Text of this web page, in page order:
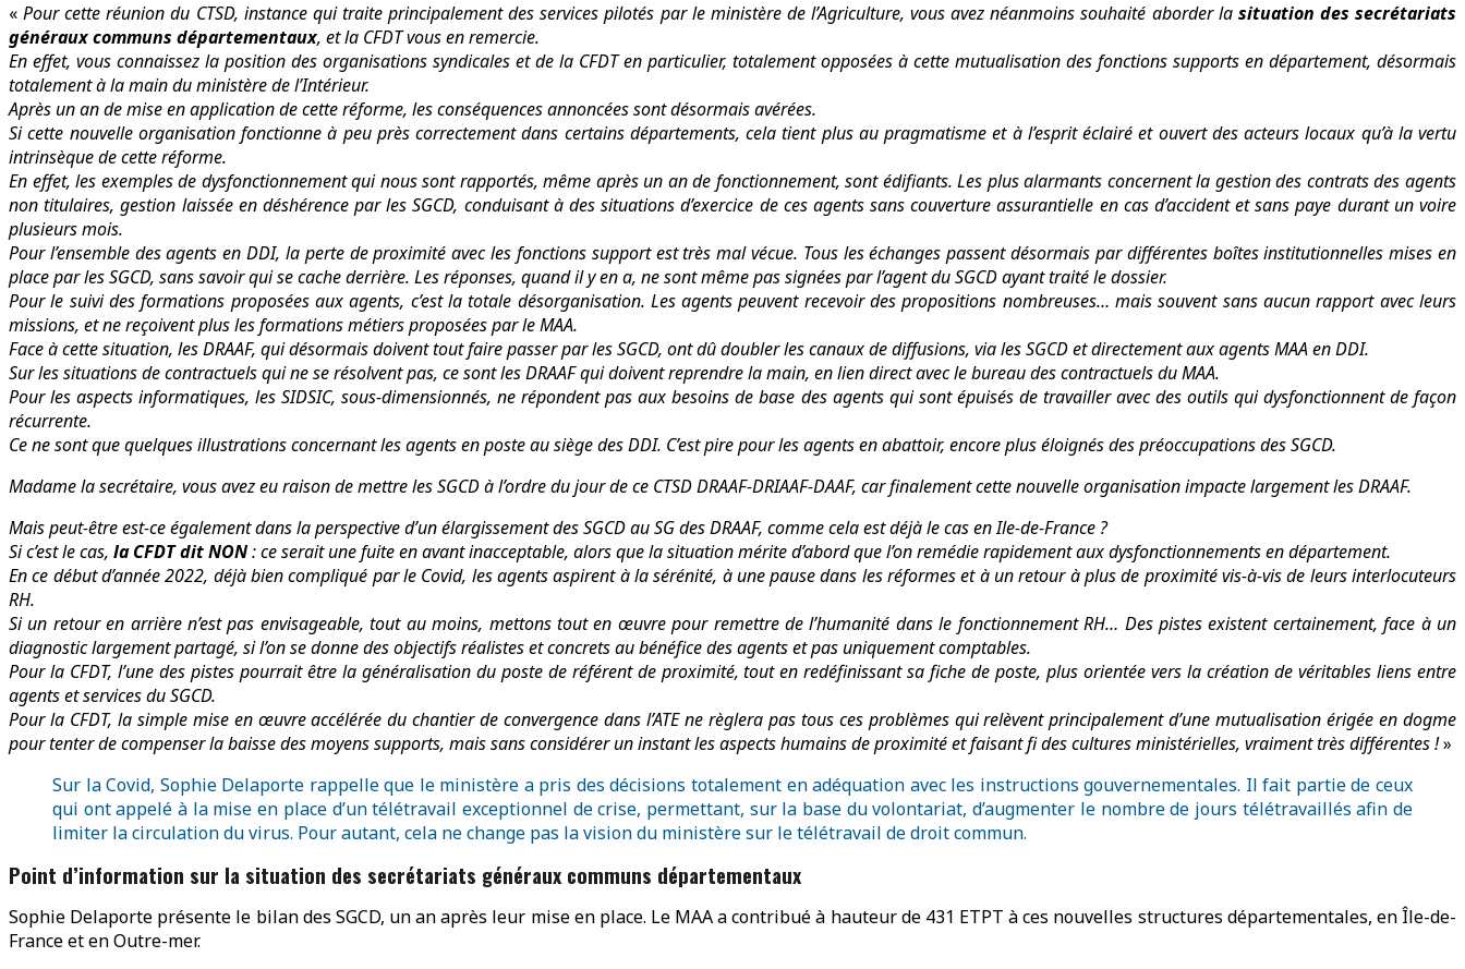
«Pour cette réunion du CTSD, instance qui traite principalement des services pilotés par le ministère de l’Agriculture, vous avez néanmoins souhaité aborder la situation des secrétariats
généraux communs départementaux, et la CFDT vous en remercie.
En effet, vous connaissez la position des organisations syndicales et de la CFDT en particulier, totalement opposées à cette mutualisation des fonctions supports en département, désormais
totalement à la main du ministère de l’Intérieur.
Après un an de mise en application de cette réforme, les conséquences annoncées sont désormais avérées.
Si cette nouvelle organisation fonctionne à peu près correctement dans certains départements, cela tient plus au pragmatisme et à l’esprit éclairé et ouvert des acteurs locaux qu’à la vertu
intrinsèque de cette réforme.
En effet, les exemples de dysfonctionnement qui nous sont rapportés, même après un an de fonctionnement, sont édifiants. Les plus alarmants concernent la gestion des contrats des agents
non titulaires, gestion laissée en déshérence par les SGCD, conduisant à des situations d’exercice de ces agents sans couverture assurantielle en cas d’accident et sans paye durant un voire
plusieurs mois.
Pour l’ensemble des agents en DDI, la perte de proximité avec les fonctions support est très mal vécue. Tous les échanges passent désormais par différentes boîtes institutionnelles mises en
place par les SGCD, sans savoir qui se cache derrière. Les réponses, quand il y en a, ne sont même pas signées par l’agent du SGCD ayant traité le dossier.
Pour le suivi des formations proposées aux agents, c’est la totale désorganisation. Les agents peuvent recevoir des propositions nombreuses… mais souvent sans aucun rapport avec leurs
missions, et ne reçoivent plus les formations métiers proposées par le MAA.
Face à cette situation, les DRAAF, qui désormais doivent tout faire passer par les SGCD, ont dû doubler les canaux de diffusions, via les SGCD et directement aux agents MAA en DDI.
Sur les situations de contractuels qui ne se résolvent pas, ce sont les DRAAF qui doivent reprendre la main, en lien direct avec le bureau des contractuels du MAA.
Pour les aspects informatiques, les SIDSIC, sous-dimensionnés, ne répondent pas aux besoins de base des agents qui sont épuisés de travailler avec des outils qui dysfonctionnent de façon
récurrente.
Ce ne sont que quelques illustrations concernant les agents en poste au siège des DDI. C’est pire pour les agents en abattoir, encore plus éloignés des préoccupations des SGCD.
Madame la secrétaire, vous avez eu raison de mettre les SGCD à l’ordre du jour de ce CTSD DRAAF-DRIAAF-DAAF, car finalement cette nouvelle organisation impacte largement les DRAAF.
Mais peut-être est-ce également dans la perspective d’un élargissement des SGCD au SG des DRAAF, comme cela est déjà le cas en Ile-de-France ?
Si c’est le cas, la CFDT dit NON: ce serait une fuite en avant inacceptable, alors que la situation mérite d’abord que l’on remédie rapidement aux dysfonctionnements en département.
En ce début d’année 2022, déjà bien compliqué par le Covid, les agents aspirent à la sérénité, à une pause dans les réformes et à un retour à plus de proximité vis-à-vis de leurs interlocuteurs
RH.
Si un retour en arrière n’est pas envisageable, tout au moins, mettons tout en œuvre pour remettre de l’humanité dans le fonctionnement RH… Des pistes existent certainement, face à un
diagnostic largement partagé, si l’on se donne des objectifs réalistes et concrets au bénéfice des agents et pas uniquement comptables.
Pour la CFDT, l’une des pistes pourrait être la généralisation du poste de référent de proximité, tout en redéfinissant sa fiche de poste, plus orientée vers la création de véritables liens entre
agents et services du SGCD.
Pour la CFDT, la simple mise en œuvre accélérée du chantier de convergence dans l’ATE ne règlera pas tous ces problèmes qui relèvent principalement d’une mutualisation érigée en dogme
pour tenter de compenser la baisse des moyens supports, mais sans considérer un instant les aspects humains de proximité et faisant fi des cultures ministérielles, vraiment très différentes !»
Sur la Covid, Sophie Delaporte rappelle que le ministère a pris des décisions totalement en adéquation avec les instructions gouvernementales. Il fait partie de ceux
qui ont appelé à la mise en place d’un télétravail exceptionnel de crise, permettant, sur la base du volontariat, d’augmenter le nombre de jours télétravaillés afin de
limiter la circulation du virus. Pour autant, cela ne change pas la vision du ministère sur le télétravail de droit commun.
Point d’information sur la situation des secrétariats généraux communs départementaux
Sophie Delaporte présente le bilan des SGCD, un an après leur mise en place. Le MAA a contribué à hauteur de 431 ETPT à ces nouvelles structures départementales, en Île-de-
France et en Outre-mer.